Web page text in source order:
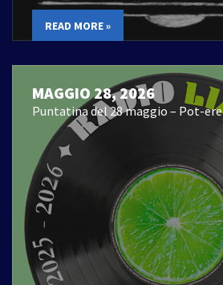
READ MORE »
MAGGIO 28, 2026
Puntatina del 28 maggio – Pot-ere